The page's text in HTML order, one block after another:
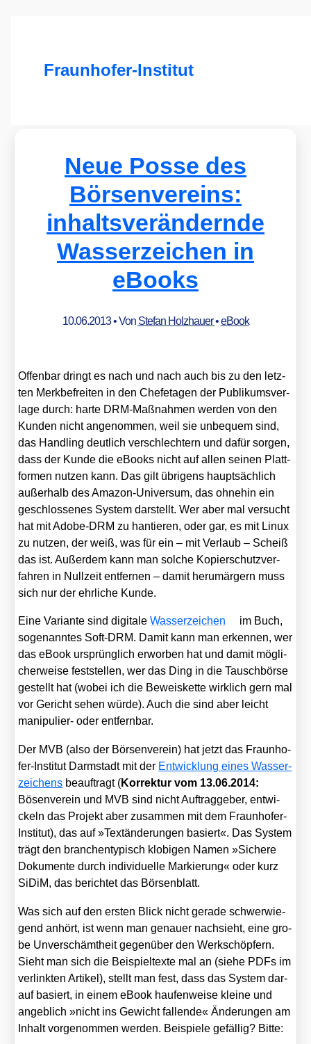
Fraunhofer-Institut
Neue Posse des
Börsenvereins:
inhaltsverändernde
Wasserzeichen in
eBooks
10.06.2013• Von Stefan Holzhauer•eBook
Offen­bar dringt es nach und nach auch bis zu den letz­
ten Merk­be­frei­ten in den Chef­eta­gen der Publi­kums­ver­
la­ge durch: har­te DRM-Maß­nah­men wer­den von den
Kun­den nicht ange­nom­men, weil sie unbe­quem sind,
das Hand­ling deut­lich ver­schlech­tern und dafür sor­gen,
dass der Kun­de die eBooks nicht auf allen sei­nen Platt­
for­men nut­zen kann. Das gilt übri­gens haupt­säch­lich
außer­halb des Ama­zon-Uni­ver­sum, das ohne­hin ein
geschlos­se­nes Sys­tem dar­stellt. Wer aber mal ver­sucht
hat mit Ado­be-DRM zu han­tie­ren, oder gar, es mit Linux
zu nut­zen, der weiß, was für ein – mit Ver­laub – Scheiß
das ist. Außer­dem kann man sol­che Kopier­schutz­ver­
fah­ren in Null­zeit ent­fer­nen – damit her­um­är­gern muss
sich nur der ehr­li­che Kun­de.
Eine Vari­an­te sind digi­ta­leWas­ser­zei­chen
im Buch,
soge­nann­tes Soft-DRM. Damit kann man erken­nen, wer
das eBook ursprüng­lich erwor­ben hat und damit mög­li­
cher­wei­se fest­stel­len, wer das Ding in die Tausch­bör­se
gestellt hat (wobei ich die Beweis­ket­te wirk­lich gern mal
vor Gericht sehen wür­de). Auch die sind aber leicht
mani­pu­lier- oder ent­fern­bar.
Der MVB (also der Bör­sen­ver­ein) hat jetzt das Fraun­ho­
fer-Insti­tut Darm­stadt mit der Ent­wick­lung eines Was­ser­
zei­chens beauf­tragt (Kor­rek­tur vom 13.06.2014:
Bösen­ver­ein und MVB sind nicht Auf­trag­ge­ber, ent­wi­
ckeln das Pro­jekt aber zusam­men mit dem Fraun­ho­fer-
Insti­tut), das auf »Text­än­de­run­gen basiert«. Das Sys­tem
trägt den bran­chen­ty­pisch klo­bi­gen Namen »Siche­re
Doku­men­te durch indi­vi­du­el­le Mar­kie­rung« oder kurz
SiDiM, das berich­tet das Bör­sen­blatt.
Was sich auf den ers­ten Blick nicht gera­de schwer­wie­
gend anhört, ist wenn man genau­er nach­sieht, eine gro­
be Unver­schämt­heit gegen­über den Werk­schöp­fern.
Sieht man sich die Bei­spiel­tex­te mal an (sie­he PDFs im
ver­link­ten Arti­kel), stellt man fest, dass das Sys­tem dar­
auf basiert, in einem eBook hau­fen­wei­se klei­ne und
angeb­lich »nicht ins Gewicht fal­len­de« Ände­run­gen am
Inhalt vor­ge­nom­men wer­den. Bei­spie­le gefäl­lig? Bit­te: